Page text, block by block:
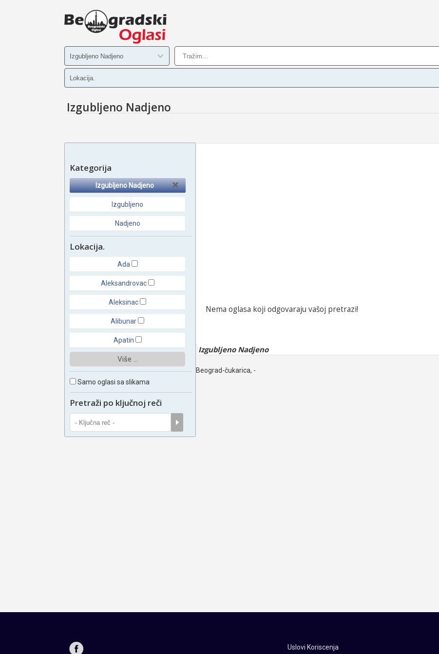
Izgubljeno Nadjeno
Kategorija
Izgubljeno Nadjeno
Izgubljeno
Nadjeno
Lokacija.
Ada
Aleksandrovac
Aleksinac
Alibunar
Apatin
Više ...
Samo oglasi sa slikama
Pretraži po ključnoj reči
Nema oglasa koji odgovaraju vašoj pretrazi!
Izgubljeno Nadjeno
Beograd-čukarica, -
Uslovi Koriscenja